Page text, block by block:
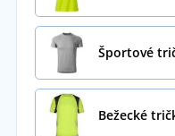
Športové
Bežecké